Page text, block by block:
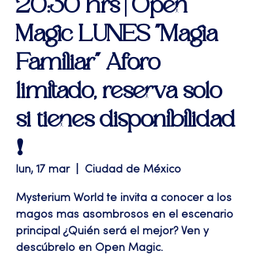
20:30 hrs | Open
Magic LUNES "Magia
Familiar" Aforo
limitado, reserva solo
si tienes disponibilidad
❗
lun, 17 mar
  |
Ciudad de México
Mysterium World te invita a conocer a los
magos mas asombrosos en el escenario
principal ¿Quién será el mejor? Ven y
descúbrelo en Open Magic.